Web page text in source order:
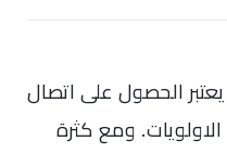
يعتبر الحصول على اتصال
ومع كثرة